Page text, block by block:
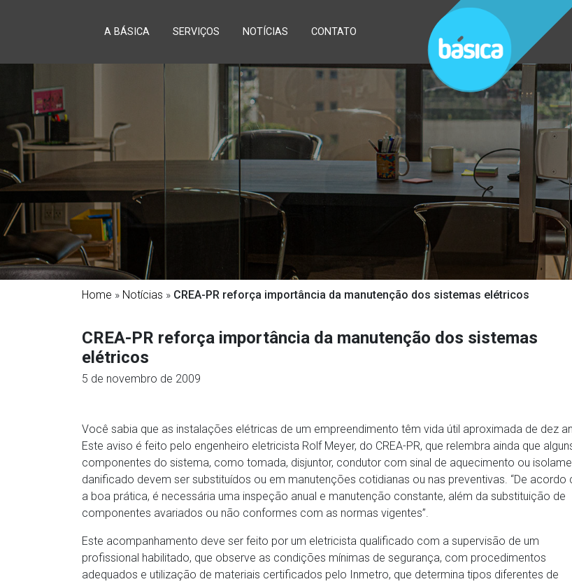
A BÁSICA SERVIÇOS NOTÍCIAS CONTATO
Home » Notícias » CREA-PR reforça importância da manutenção dos sistemas elétricos
CREA-PR reforça importância da manutenção dos sistemas
elétricos
5 de novembro de 2009
Você sabia que as instalações elétricas de um empreendimento têm vida útil aproximada de dez
Este aviso é feito pelo engenheiro eletricista Rolf Meyer, do CREA-PR, que relembra ainda que
componentes do sistema, como tomada, disjuntor, condutor com sinal de aquecimento ou
danificado devem ser substituídos ou em manutenções cotidianas ou nas preventivas. “De acordo
a boa prática, é necessária uma inspeção anual e manutenção constante, além da substituição de
componentes avariados ou não conformes com as normas vigentes”.
Este acompanhamento deve ser feito por um eletricista qualificado com a supervisão de um
profissional habilitado, que observe as condições mínimas de segurança, com procedimentos
adequados e utilização de materiais certificados pelo Inmetro, que determina tipos diferentes de